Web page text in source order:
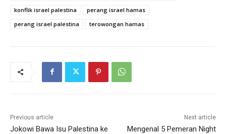
konflik israel palestina
perang israel hamas
perang israel palestina
terowongan hamas
Previous article
Jokowi Bawa Isu Palestina ke
Next article
Mengenal 5 Pemeran Night